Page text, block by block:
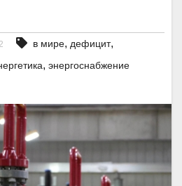
в мире, дефицит,
, энергоснабжение